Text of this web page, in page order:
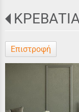
Επιστροφή